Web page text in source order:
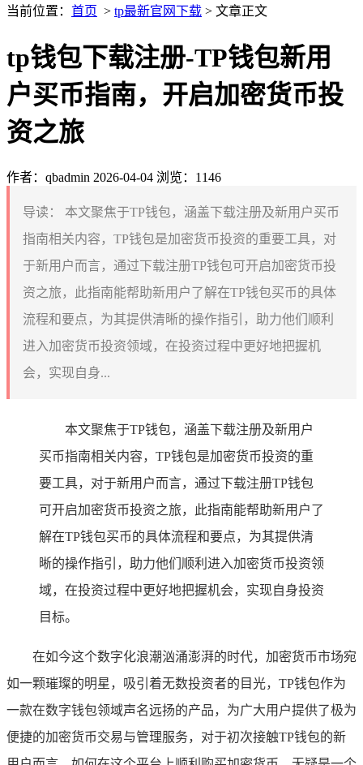
当前位置： 首页 > tp最新官网下载 > 文章正文
tp钱包下载注册-TP钱包新用
户买币指南，开启加密货币投
资之旅
作者：qbadmin 2026-04-04 浏览：1146
导读：
本文聚焦于TP钱包，涵盖下载注册及新用户买币
指南相关内容，TP钱包是加密货币投资的重要工具，对
于新用户而言，通过下载注册TP钱包可开启加密货币投
资之旅，此指南能帮助新用户了解在TP钱包买币的具体
流程和要点，为其提供清晰的操作指引，助力他们顺利
进入加密货币投资领域，在投资过程中更好地把握机
会，实现自身...
本文聚焦于TP钱包，涵盖下载注册及新用户
买币指南相关内容，TP钱包是加密货币投资的重
要工具，对于新用户而言，通过下载注册TP钱包
可开启加密货币投资之旅，此指南能帮助新用户了
解在TP钱包买币的具体流程和要点，为其提供清
晰的操作指引，助力他们顺利进入加密货币投资领
域，在投资过程中更好地把握机会，实现自身投资
目标。
在如今这个数字化浪潮汹涌澎湃的时代，加密货币市场宛
如一颗璀璨的明星，吸引着无数投资者的目光，TP钱包作为
一款在数字钱包领域声名远扬的产品，为广大用户提供了极为
便捷的加密货币交易与管理服务，对于初次接触TP钱包的新